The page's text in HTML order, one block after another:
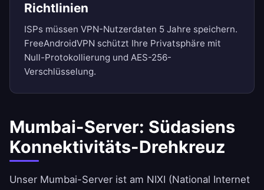
Richtlinien
ISPs müssen VPN-Nutzerdaten 5 Jahre speichern.
FreeAndroidVPN schützt Ihre Privatsphäre mit
Null-Protokollierung und AES-256-
Verschlüsselung.
Mumbai-Server: Südasiens
Konnektivitäts-Drehkreuz
Unser Mumbai-Server ist am NIXI (National Internet